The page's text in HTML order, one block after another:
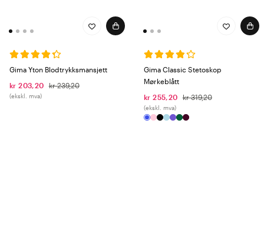
Gima Yton Blodtrykksmansjett
kr 203,20
kr 239,20
(ekskl. mva)
Gima Classic Stetoskop
Mørkeblått
kr 255,20
kr 319,20
(ekskl. mva)